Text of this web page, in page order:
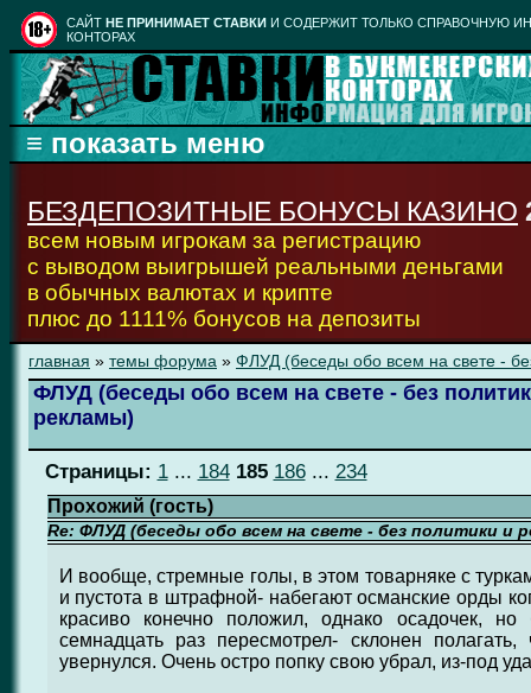
CАЙТ НЕ ПРИНИМАЕТ СТАВКИ И СОДЕРЖИТ ТОЛЬКО СПРАВОЧНУЮ
КОНТОРАХ
БЕЗДЕПОЗИТНЫЕ БОНУСЫ КАЗИНО
всем новым игрокам за регистрацию
с выводом выигрышей реальными деньгами
в обычных валютах и крипте
плюс до 1111% бонусов на депозиты
главная » темы форума » ФЛУД (беседы обо всем на свете -
ФЛУД (беседы обо всем на свете - без
рекламы)
Страницы: 1... 184 185 186... 234
Прохожий (гость)
Re: ФЛУД (беседы обо всем на свете - без политики и
И вообще, стремные голы, в этом товарняке с
и пустота в штрафной- набегают османские орды
красиво конечно положил, однако осадочек,
семнадцать раз пересмотрел- склонен
увернулся. Очень остро попку свою убрал, из-под